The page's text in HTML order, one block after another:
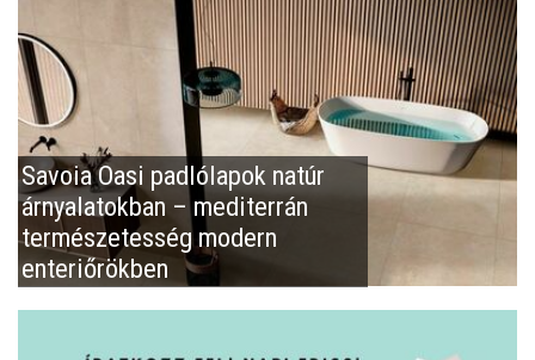
Savoia Oasi padlólapok natúr
árnyalatokban – mediterrán
természetesség modern
enteriőrökben